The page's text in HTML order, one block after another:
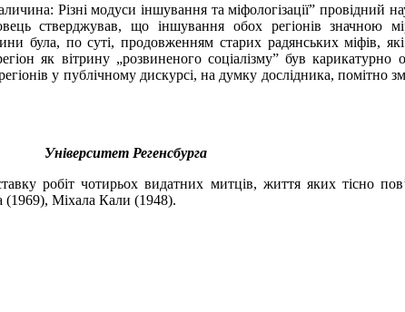
Різні модуси іншування та міфологізації” провідний
стверджував, що іншування обох регіонів значною
була, по суті, продовженням старих радянських міфів,
як вітрину „розвиненого соціалізму” був
у публічному дискурсі, на думку дослідника, помітно
Університет Регенсбурга
робіт чотирьох видатних митців, життя яких тісно
Міхала Кали (1948).